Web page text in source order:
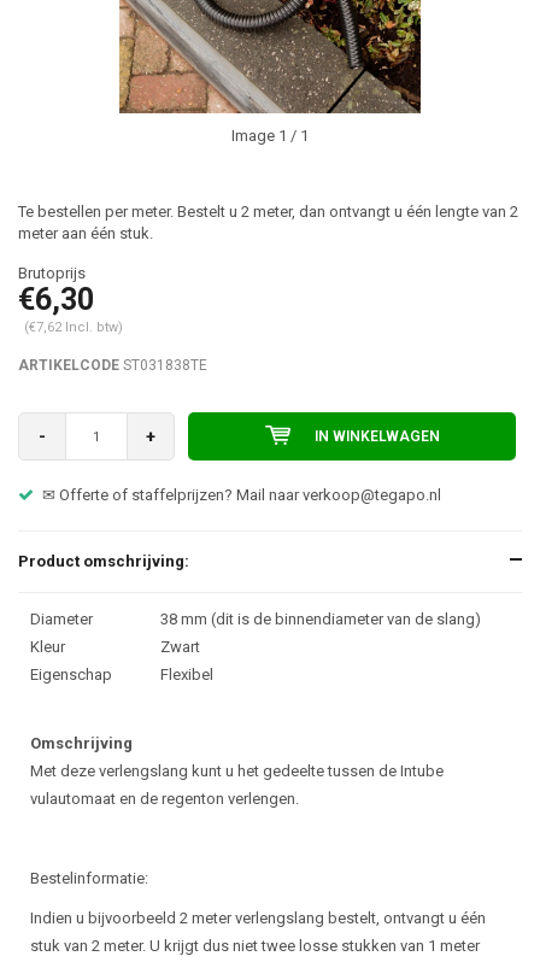
Image 1 / 1
Te bestellen per meter. Bestelt u 2 meter, dan ontvangt u één lengte van 2
meter aan één stuk.
€6,30
(€7,62 Incl. btw)
ARTIKELCODE ST031838TE
- + IN WINKELWAGEN
✉ Offerte of staffelprijzen? Mail naarverkoop@tegapo.nl
Product omschrijving:
Diameter
38 mm (dit is de binnendiameter van de slang)
Kleur
Zwart
Eigenschap
Flexibel
Omschrijving
Met deze verlengslang kunt u het gedeelte tussen de Intube
vulautomaat en de regenton verlengen.
Bestelinformatie:
Indien u bijvoorbeeld 2 meter verlengslang bestelt, ontvangt u één
stuk van 2 meter. U krijgt dus niet twee losse stukken van 1 meter